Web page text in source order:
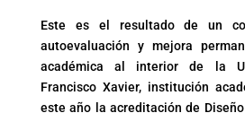
Este es el resultado de un
autoevaluación y mejora
académica al interior de la
Francisco Xavier, institución
este año la acreditación de